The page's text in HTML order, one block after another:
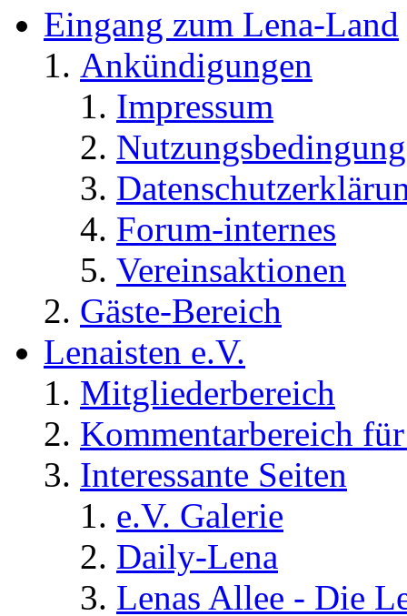
Eingang zum Lena-Land
Ankündigungen
Impressum
Forum-internes
Vereinsaktionen
Gäste-Bereich
Lenaisten e.V.
Mitgliederbereich
Kommentarbereich
Interessante Seiten
e.V. Galerie
Daily-Lena
Lenas Allee - Die